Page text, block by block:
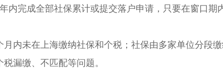
内完成全部社保累计或提交落户申请，只要在窗口期
未在上海缴纳社保和个税；社保由多家单位分段缴
漏缴、不匹配等问题。